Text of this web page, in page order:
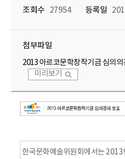
조회수 27954 등록일
첨부파일
2013 아르코문학창작기금 심의
미리보기
한국문화예술위원회에서는